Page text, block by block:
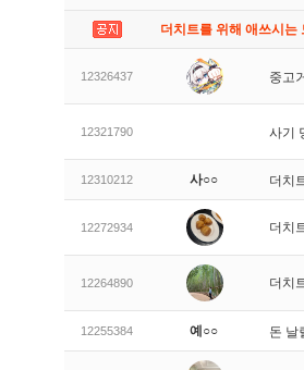
더치트를 위해 애쓰시는
12326437 중고
12321790 사기
12310212 사○○ 더치
12272934 더치
12264890 더치
12255384 예○○ 돈 날